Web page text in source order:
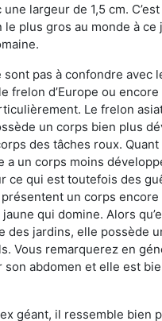
une largeur de 1,5 cm.
plus gros au monde à ce
sont pas à confondre avec
frelon d’Europe ou
Le frelon
un corps bien plus
des tâches roux. Quant
a un corps moins
ce qui est toutefois des
un corps
qui domine. Alors
des jardins, elle possède
Vous remarquerez en
son abdomen et elle est
géant, il ressemble bien